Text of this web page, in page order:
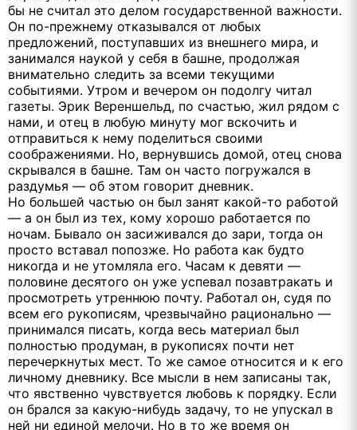
бы не считал это делом государственной важности.
Он по-прежнему отказывался от любых
предложений, поступавших из внешнего мира, и
занимался наукой у себя в башне, продолжая
внимательно следить за всеми текущими
событиями. Утром и вечером он подолгу читал
газеты. Эрик Вереншельд, по счастью, жил рядом с
нами, и отец в любую минуту мог вскочить и
отправиться к нему поделиться своими
соображениями. Но, вернувшись домой, отец снова
скрывался в башне. Там он часто погружался в
раздумья — об этом говорит дневник.
Но большей частью он был занят какой-то работой
— а он был из тех, кому хорошо работается по
ночам. Бывало он засиживался до зари, тогда он
просто вставал попозже. Но работа как будто
никогда и не утомляла его. Часам к девяти —
половине десятого он уже успевал позавтракать и
просмотреть утреннюю почту. Работал он, судя по
всем его рукописям, чрезвычайно рационально —
принимался писать, когда весь материал был
полностью продуман, в рукописях почти нет
перечеркнутых мест. То же самое относится и к его
личному дневнику. Все мысли в нем записаны так,
что явственно чувствуется любовь к порядку. Если
он брался за какую-нибудь задачу, то не упускал в
ней ни единой мелочи. Но в то же время он